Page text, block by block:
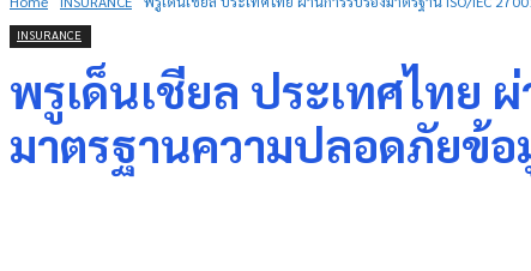
INSURANCE
พรูเด็นเชียล ประเทศไทย
มาตรฐานความปลอดภัยข้